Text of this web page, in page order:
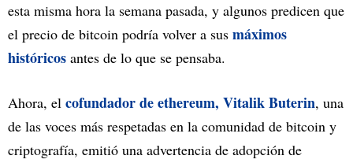
esta misma hora la semana pasada, y algunos predicen que
el precio de bitcoin podría volver a sus máximos
históricos antes de lo que se pensaba.
Ahora, el cofundador de ethereum, Vitalik Buterin, una
de las voces más respetadas en la comunidad de bitcoin y
criptografía, emitió una advertencia de adopción de